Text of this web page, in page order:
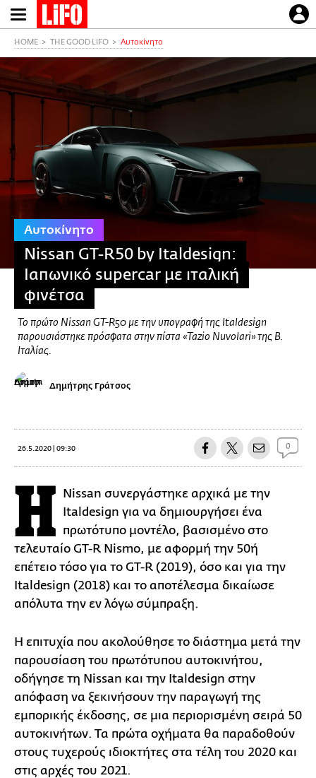
Παράκαμψη
προς
κυρίως
περιεχόμενο
HOME THE GOOD LIFO Αυτοκίνητο
Αυτοκίνητο
Nissan GT-R50 by Italdesign:
Ιαπωνικό supercar με ιταλική
φινέτσα
Το πρώτο Nissan GT-R50 με την υπογραφή της Italdesign
παρουσιάστηκε πρόσφατα στην πίστα «Tazio Nuvolari» της Β.
Ιταλίας.
Δημήτρης Γράτσος
26.5.2020 | 09:30 0
Η Nissan συνεργάστηκε αρχικά με την
Italdesign για να δημιουργήσει ένα
πρωτότυπο μοντέλο, βασισμένο στο
τελευταίο GT-R Nismo, με αφορμή την 50ή
επέτειο τόσο για το GT-R (2019), όσο και για την
Italdesign (2018) και το αποτέλεσμα δικαίωσε
απόλυτα την εν λόγω σύμπραξη.
Η επιτυχία που ακολούθησε το διάστημα μετά την
παρουσίαση του πρωτότυπου αυτοκινήτου,
οδήγησε τη Nissan και την Italdesign στην
απόφαση να ξεκινήσουν την παραγωγή της
εμπορικής έκδοσης, σε μια περιορισμένη σειρά 50
αυτοκινήτων. Τα πρώτα οχήματα θα παραδοθούν
στους τυχερούς ιδιοκτήτες στα τέλη του 2020 και
στις αρχές του 2021.